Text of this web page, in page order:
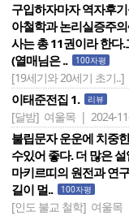
구입하자마자 역자후
아철학과 논리실증주
사는 총 11권이라 한다
(열매님은 ..
100자평
[19세기와 20세기 초기..]
이태준전집 1. 리뷰
[달밤] 여울목 | 2024-
불립문자 운운에 치중
수있어 좋다. 더 많은
마키르띠의 원전과 연
길이 멀..
100자평
[인도 불교 철학] 여울목